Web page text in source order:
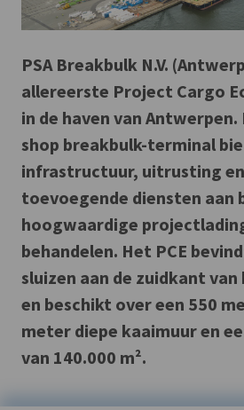
PSA Breakbulk N.V.
allereerste Project Cargo
in de haven van
shop breakbulk-terminal
infrastructuur, uitrusting
toevoegende diensten aan
hoogwaardige
behandelen. Het PCE
sluizen aan de zuidkant
en beschikt over een 550
meter diepe kaaimuur en
van 140.000 m².